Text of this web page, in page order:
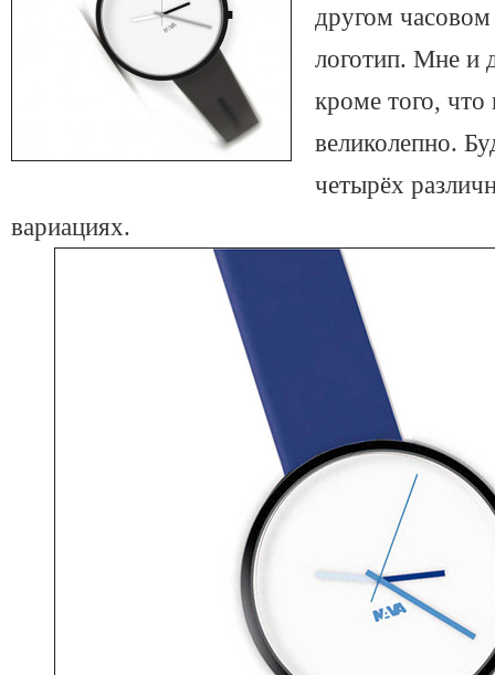
другом
логотип. Мне и
кроме того, что
великолепно.
четырёх
вариациях.